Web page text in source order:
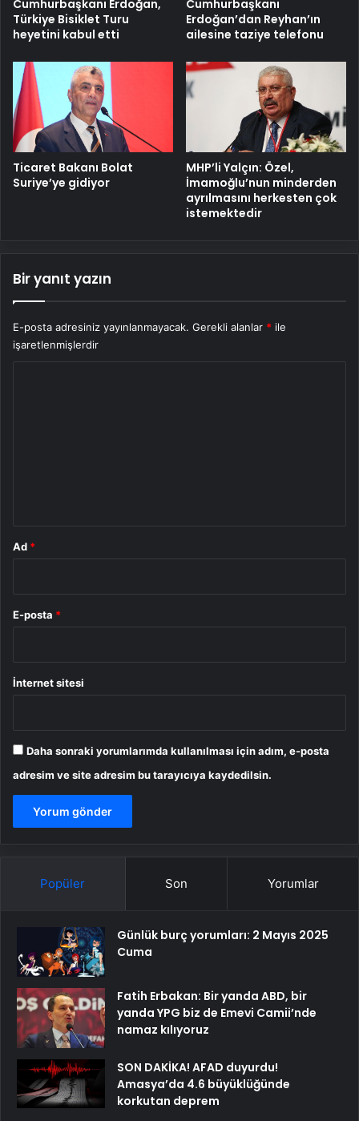
Cumhurbaşkanı Erdoğan,
Türkiye Bisiklet Turu
heyetini kabul etti
Cumhurbaşkanı
Erdoğan’dan Reyhan’ın
ailesine taziye telefonu
Ticaret Bakanı Bolat
Suriye’ye gidiyor
MHP’li Yalçın: Özel,
İmamoğlu’nun minderden
ayrılmasını herkesten çok
istemektedir
Bir yanıt yazın
E-posta adresiniz yayınlanmayacak. Gerekli alanlar * ile
işaretlenmişlerdir
Ad *
E-posta *
İnternet sitesi
Daha sonraki yorumlarımda kullanılması için adım, e-posta
adresim ve site adresim bu tarayıcıya kaydedilsin.
Popüler Son Yorumlar
Günlük burç yorumları: 2 Mayıs 2025
Cuma
Fatih Erbakan: Bir yanda ABD, bir
yanda YPG biz de Emevi Camii’nde
namaz kılıyoruz
SON DAKİKA! AFAD duyurdu!
Amasya’da 4.6 büyüklüğünde
korkutan deprem